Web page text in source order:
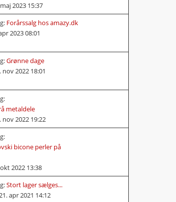
2023 15:37
Forårssalg hos amazy.dk
2023 08:01
Grønne dage
nov 2022 18:01
metaldele
nov 2022 19:22
bicone perler på
2022 13:38
Stort lager sælges...
apr 2021 14:12